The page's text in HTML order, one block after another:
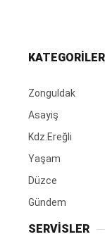
KATEGORİLER
Zonguldak
Asayiş
Kdz.Ereğli
Yaşam
Düzce
Gündem
SERVİSLER